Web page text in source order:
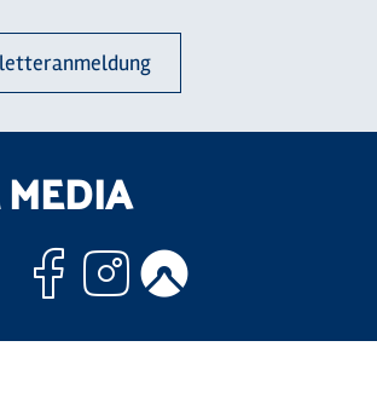
Facebook
Instagram